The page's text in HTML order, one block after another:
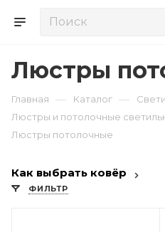
Люстры
Главная — Каталог —
Люстры и потолочные
Люстры потолочные
Как выбрать ковёр
ФИЛЬТР